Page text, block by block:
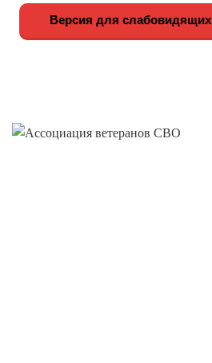
Версия для слабовидящих